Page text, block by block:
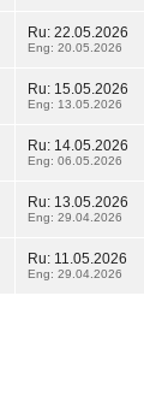
Ru: 22.05.2026
Eng: 20.05.2026
Ru: 15.05.2026
Eng: 13.05.2026
Ru: 14.05.2026
Eng: 06.05.2026
Ru: 13.05.2026
Eng: 29.04.2026
Ru: 11.05.2026
Eng: 29.04.2026